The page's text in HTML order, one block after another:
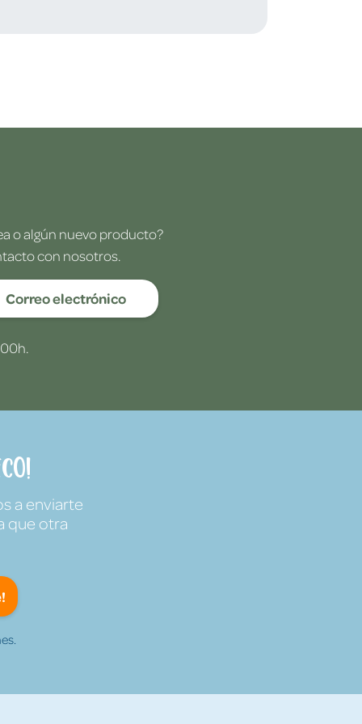
o algún nuevo producto?
con nosotros.
Correo electrónico
a enviarte
que otra